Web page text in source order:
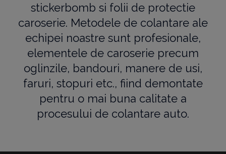
stickerbomb si folii de protectie
caroserie. Metodele de colantare ale
echipei noastre sunt profesionale,
elementele de caroserie precum
oglinzile, bandouri, manere de usi,
faruri, stopuri etc., fiind demontate
pentru o mai buna calitate a
procesului de colantare auto.